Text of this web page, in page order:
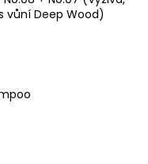
vůní Deep Wood)